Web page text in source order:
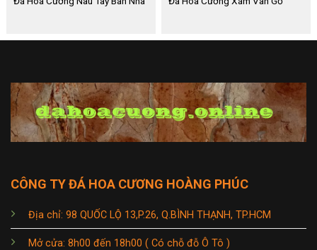
CÔNG TY ĐÁ HOA CƯƠNG HOÀNG PHÚC
Địa chỉ: 98 QUỐC LỘ 13,P.26, Q.BÌNH THẠNH, TP.HCM
Mở cửa: 8h00 đến 18h00 ( Có chỗ đỗ Ô Tô )